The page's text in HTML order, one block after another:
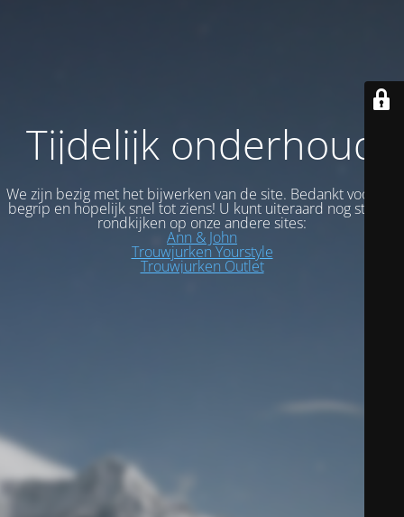
Tijdelijk onderhoud
We zijn bezig met het bijwerken van de site. Bedankt voor uw
begrip en hopelijk snel tot ziens! U kunt uiteraard nog steeds
rondkijken op onze andere sites:
Ann & John
Trouwjurken Yourstyle
Trouwjurken Outlet